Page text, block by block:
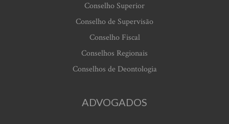
Conselho Superior
Conselho de Supervisão
Conselho Fiscal
Conselhos Regionais
Conselhos de Deontologia
ADVOGADOS